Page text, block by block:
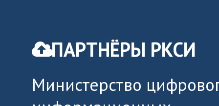
ПАРТНЁРЫ РКСИ
Министерство